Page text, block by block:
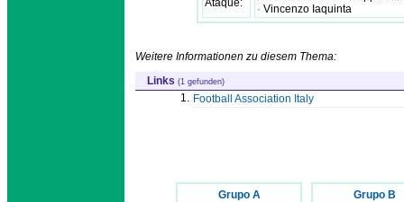
· Vincenzo Iaquinta
Weitere Informationen zu diesem Thema:
Links (1 gefunden)
1. Football Association Italy
Grupo A
Grupo B